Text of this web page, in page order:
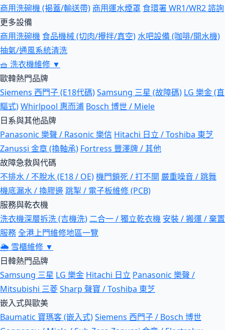
商用洗碗機 (揭蓋/輸送帶) 商用運水煙罩 食環署 WR1/WR2 諮詢
更多設備
商用洗碗機 食品機械 (切肉/攪拌/真空)水吧設備 (咖啡/開水機)
抽氣/通風系統清洗
🧺 洗衣機維修 ▼
歐韓熱門品牌
Siemens 西門子 (E18代碼)Samsung 三星 (故障碼) LG 樂金 (直
驅式)Whirlpool 惠而浦 Bosch 博世 / Miele
日系與其他品牌
Panasonic 樂聲 / Rasonic 樂信 Hitachi 日立 / Toshiba 東芝
Zanussi 金章 (換軸承) Fortress 豐澤牌 / 其他
故障急救與代碼
不排水 / 不脫水 (E18 / OE)機門鎖死 / 打不開 嚴重噪音 / 跳舞
機底漏水 / 換膠邊跳掣 / 電子板維修 (PCB)
服務與乾衣機
洗衣機深層拆洗 (吉機洗) 二合一 / 獨立乾衣機 安裝 / 搬運 / 棄置
服務全港上門維修地區一覽
🌦 雪櫃維修 ▼
日韓熱門品牌
Samsung 三星 LG 樂金 Hitachi 日立 Panasonic 樂聲 /
Mitsubishi 三菱Sharp 聲寶 / Toshiba 東芝
嵌入式與歐美
Baumatic 寶瑪客 (嵌入式)Siemens 西門子 / Bosch 博世